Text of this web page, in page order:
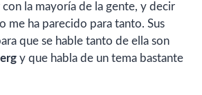
la mayoría de la gente, y decir
me ha parecido para tanto. Sus
que se hable tanto de ella son
y que habla de un tema bastante